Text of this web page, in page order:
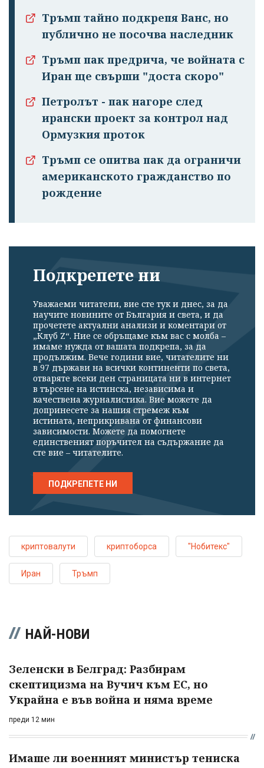
Тръмп тайно подкрепя Ванс, но
публично не посочва наследник
Тръмп пак предрича, че войната с
Иран ще свърши "доста скоро"
Петролът - пак нагоре след
ирански проект за контрол над
Ормузкия проток
Тръмп се опитва пак да ограничи
американското гражданство по
рождение
Подкрепете ни
Уважаеми читатели, вие сте тук и днес, за да
научите новините от България и света, и да
прочетете актуални анализи и коментари от
„Клуб Z“. Ние се обръщаме към вас с молба –
имаме нужда от вашата подкрепа, за да
продължим. Вече години вие, читателите ни
в 97 държави на всички континенти по света,
отваряте всеки ден страницата ни в интернет
в търсене на истинска, независима и
качествена журналистика. Вие можете да
допринесете за нашия стремеж към
истината, неприкривана от финансови
зависимости. Можете да помогнете
единственият поръчител на съдържание да
сте вие – читателите.
ПОДКРЕПЕТЕ НИ
криптовалути криптоборса "Нобитекс"
Иран Тръмп
НАЙ-НОВИ
Зеленски в Белград: Разбирам
скептицизма на Вучич към ЕС, но
Украйна е във война и няма време
преди 12 мин
Имаше ли военният министър тениска